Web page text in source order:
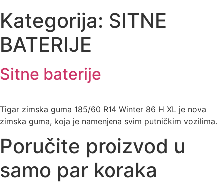
Kategorija: SITNE
BATERIJE
Sitne baterije
Tigar zimska guma 185/60 R14 Winter 86 H XL je nova
zimska guma, koja je namenjena svim putničkim vozilima.
Poručite proizvod u
samo par koraka